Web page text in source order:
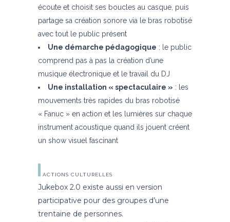
écoute et choisit ses boucles au casque, puis
partage sa création sonore via le bras robotisé
avec tout le public présent
Une démarche pédagogique : le public
comprend pas à pas la création d’une
musique électronique et le travail du DJ
Une installation « spectaculaire » : les
mouvements très rapides du bras robotisé
« Fanuc » en action et les lumières sur chaque
instrument acoustique quand ils jouent créent
un show visuel fascinant
ACTIONS CULTURELLES
Jukebox 2.0 existe aussi en version
participative pour des groupes d’une
trentaine de personnes.